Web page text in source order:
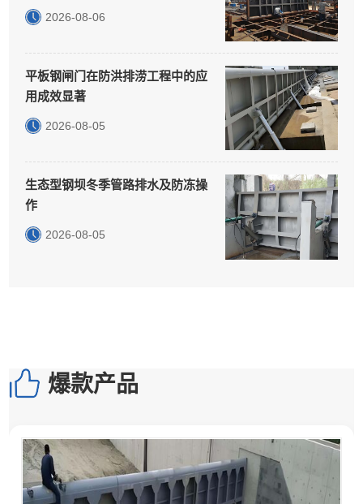
2026-08-06
平板钢闸门在防洪排涝工程中的应
用成效显著
2026-08-05
生态型钢坝冬季管路排水及防冻操
作
2026-08-05
爆款产品